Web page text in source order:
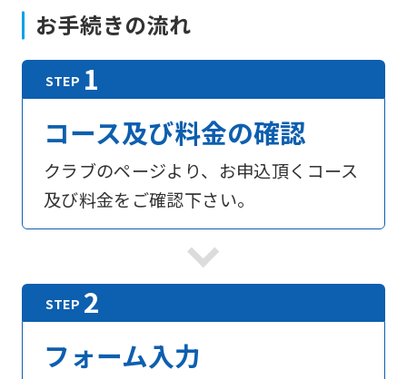
お手続きの流れ
コース及び料金の確認
クラブのページより、お申込頂くコース
及び料金をご確認下さい。
フォーム入力